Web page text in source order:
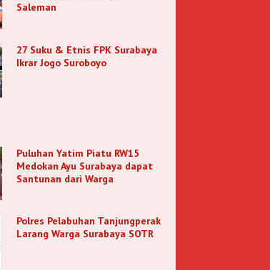
Saleman
27 Suku & Etnis FPK Surabaya
Ikrar Jogo Suroboyo
Puluhan Yatim Piatu RW15
Medokan Ayu Surabaya dapat
Santunan dari Warga
Polres Pelabuhan Tanjungperak
Larang Warga Surabaya SOTR